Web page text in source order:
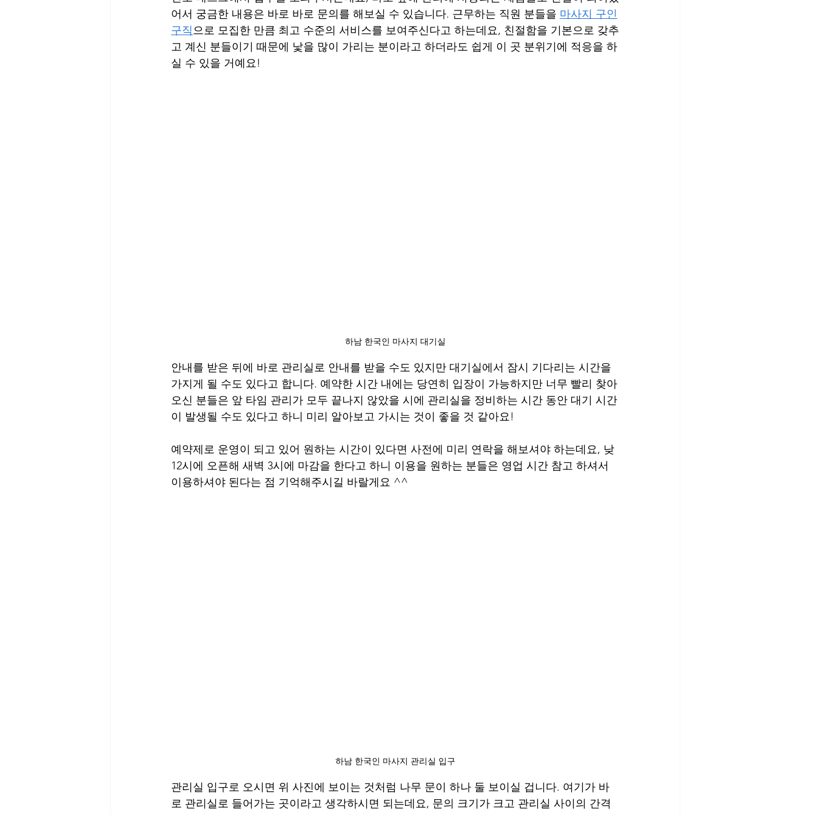
어서 궁금한 내용은 바로 바로 문의를 해보실 수 있습니다. 근무하는 직원 분들을 마사지 구인
구직으로 모집한 만큼 최고 수준의 서비스를 보여주신다고 하는데요, 친절함을 기본으로 갖추
고 계신 분들이기 때문에 낯을 많이 가리는 분이라고 하더라도 쉽게 이 곳 분위기에 적응을 하
실 수 있을 거예요!
하남 한국인 마사지 대기실
안내를 받은 뒤에 바로 관리실로 안내를 받을 수도 있지만 대기실에서 잠시 기다리는 시간을
가지게 될 수도 있다고 합니다. 예약한 시간 내에는 당연히 입장이 가능하지만 너무 빨리 찾아
오신 분들은 앞 타임 관리가 모두 끝나지 않았을 시에 관리실을 정비하는 시간 동안 대기 시간
이 발생될 수도 있다고 하니 미리 알아보고 가시는 것이 좋을 것 같아요!
예약제로 운영이 되고 있어 원하는 시간이 있다면 사전에 미리 연락을 해보셔야 하는데요, 낮
12시에 오픈해 새벽 3시에 마감을 한다고 하니 이용을 원하는 분들은 영업 시간 참고 하셔서
이용하셔야 된다는 점 기억해주시길 바랄게요 ^^
하남 한국인 마사지 관리실 입구
관리실 입구로 오시면 위 사진에 보이는 것처럼 나무 문이 하나 둘 보이실 겁니다. 여기가 바
로 관리실로 들어가는 곳이라고 생각하시면 되는데요, 문의 크기가 크고 관리실 사이의 간격